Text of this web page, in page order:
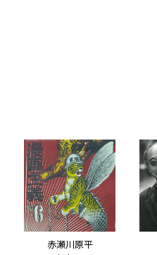
赤瀬川原平